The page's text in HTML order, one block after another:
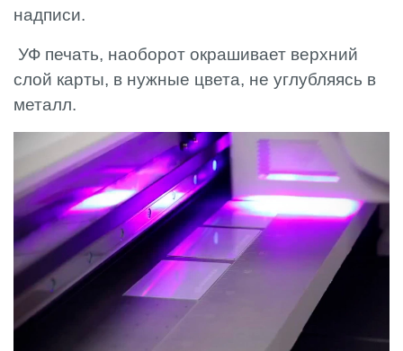
надписи.
УФ печать, наоборот окрашивает верхний
слой карты, в нужные цвета, не углубляясь в
металл.